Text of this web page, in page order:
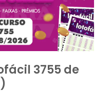
3755 de